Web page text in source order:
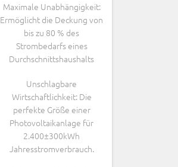
Maximale Unabhängigkeit:
Ermöglicht die Deckung von
bis zu 80 % des
Strombedarfs eines
Durchschnittshaushalts
Unschlagbare
Wirtschaftlichkeit: Die
perfekte Größe einer
Photovoltaikanlage für
2.400±300kWh
Jahresstromverbrauch.